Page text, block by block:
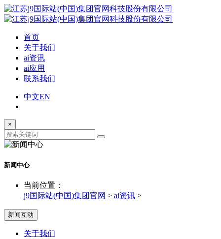
首页
关于我们
ai资讯
ai应用
联系我们
中文EN
×
新闻中心
当前位置：
j9国际站(中国)集团官网 > ai资讯 >
新闻互动
关于我们